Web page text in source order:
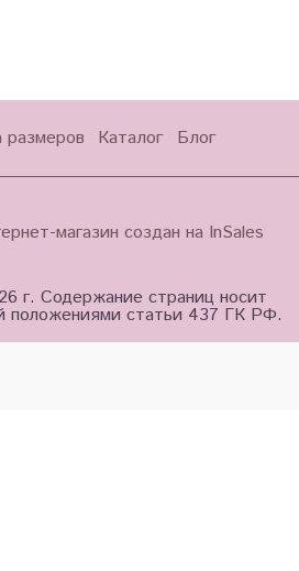
размеров Каталог Блог
магазин создан на InSales
г. Содержание страниц носит
положениями статьи 437 ГК РФ.